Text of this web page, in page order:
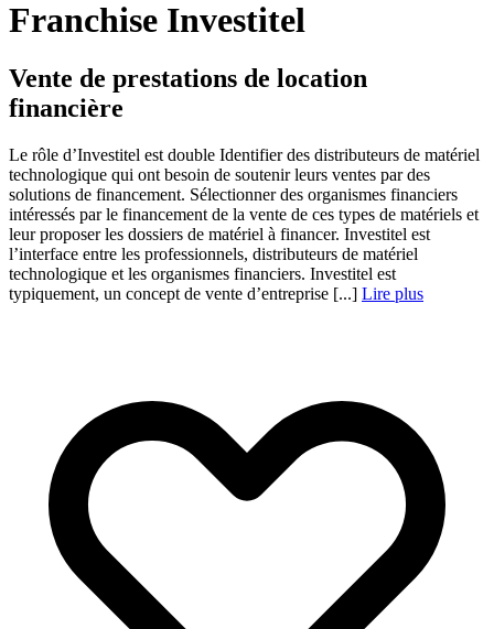
Franchise Investitel
Vente de prestations de location
financière
Le rôle d’Investitel est double Identifier des distributeurs de matériel
technologique qui ont besoin de soutenir leurs ventes par des
solutions de financement. Sélectionner des organismes financiers
intéressés par le financement de la vente de ces types de matériels et
leur proposer les dossiers de matériel à financer. Investitel est
l’interface entre les professionnels, distributeurs de matériel
technologique et les organismes financiers. Investitel est
typiquement, un concept de vente d’entreprise [...] Lire plus